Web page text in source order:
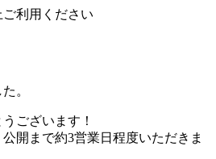
利用ください
。
ございます！
開まで約3営業日程度いただきま